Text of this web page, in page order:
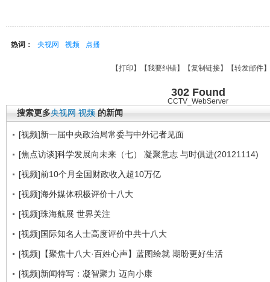
热词： 央视网 视频 点播
【打印 】【我要纠错】【复制链接】【转发邮件
302 Found
CCTV_WebServer
搜索更多央视网 视频 的新闻
[视频]新一届中央政治局常委与中外记者见面
[焦点访谈]科学发展向未来（七） 凝聚意志 与时俱进(20121114)
[视频]前10个月全国财政收入超10万亿
[视频]海外媒体积极评价十八大
[视频]珠海航展 世界关注
[视频]国际知名人士高度评价中共十八大
[视频]【聚焦十八大·百姓心声】蓝图绘就 期盼更好生活
[视频]新闻特写：凝智聚力 迈向小康